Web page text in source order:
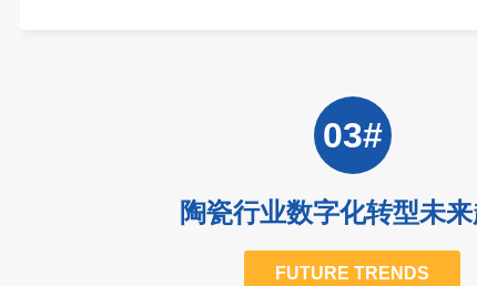
03#
陶瓷行业数字化转型未来
FUTURE TRENDS